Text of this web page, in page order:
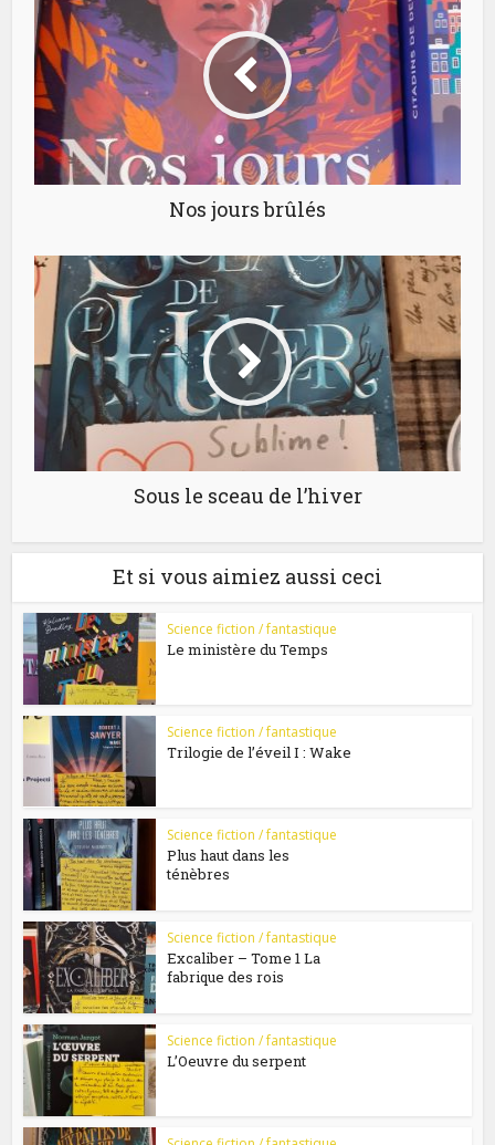
Nos jours brûlés
Sous le sceau de l’hiver
Et si vous aimiez aussi ceci
Science fiction / fantastique
Le ministère du Temps
Science fiction / fantastique
Trilogie de l’éveil I : Wake
Science fiction / fantastique
Plus haut dans les
ténèbres
Science fiction / fantastique
Excaliber – Tome 1 La
fabrique des rois
Science fiction / fantastique
L’Oeuvre du serpent